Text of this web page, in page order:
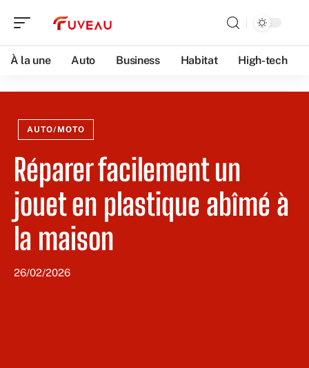
À la une Auto Business Habitat High-tech
AUTO/MOTO
Réparer facilement un
jouet en plastique abîmé à
la maison
26/02/2026